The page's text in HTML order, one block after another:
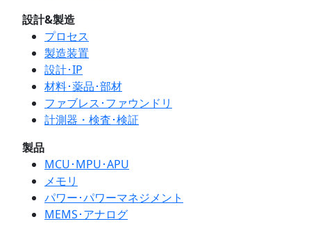
設計&製造
プロセス
製造装置
設計･IP
材料･薬品･部材
ファブレス･ファウンドリ
計測器・検査･検証
製品
MCU･MPU･APU
メモリ
パワー･パワーマネジメント
MEMS･アナログ